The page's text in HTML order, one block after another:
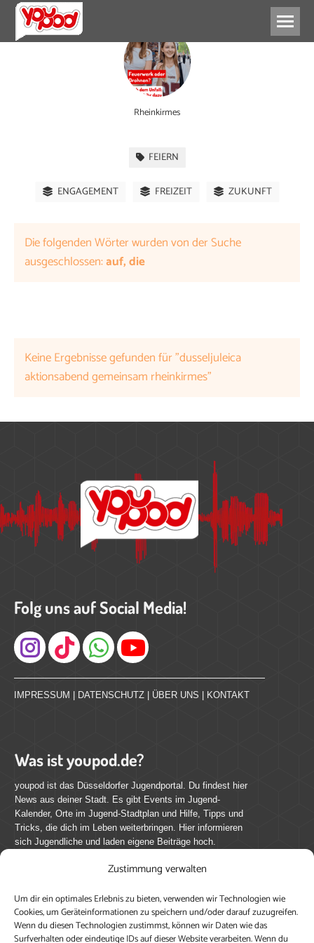
Zustimmung verwalten
Um dir ein optimales Erlebnis zu bieten, verwenden wir Technologien wie
Cookies, um Geräteinformationen zu speichern und/oder darauf zuzugreifen.
Wenn du diesen Technologien zustimmst, können wir Daten wie das
Surfverhalten oder eindeutige IDs auf dieser Website verarbeiten. Wenn du
Rheinkirmes
FEIERN
ENGAGEMENT FREIZEIT ZUKUNFT
Die folgenden Wörter wurden von der Suche
ausgeschlossen:auf, die
Keine Ergebnisse gefunden für "dusseljuleica
aktionsabend gemeinsam rheinkirmes"
Folg uns auf Social Media!
Instagram
IMPRESSUM DATENSCHUTZ ÜBER UNS KONTAKT
Was ist youpod.de?
youpod ist das Düsseldorfer Jugendportal. Du findest hier
News aus deiner Stadt. Es gibt Events im Jugend-
Kalender, Orte im Jugend-Stadtplan und Hilfe, Tipps und
Tricks, die dich im Leben weiterbringen. Hier informieren
sich Jugendliche und laden eigene Beiträge hoch.
Mach mit bei youpod.de!
youpod.de lebt von Menschen wie dir. Sammel
journalistische Erfahrung, teile deine Perspektive und
veröffentliche deine Beiträge auf youpod.de.Du musst